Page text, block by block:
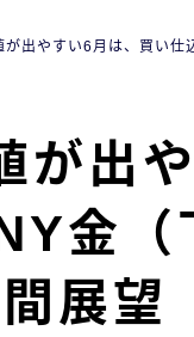
が出やすい6月は、買い
が出
金
展望